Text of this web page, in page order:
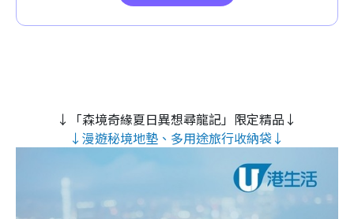
↓「森境奇緣夏日異想尋龍記」限定精品↓
↓漫遊秘境地墊、多用途旅行收納袋↓